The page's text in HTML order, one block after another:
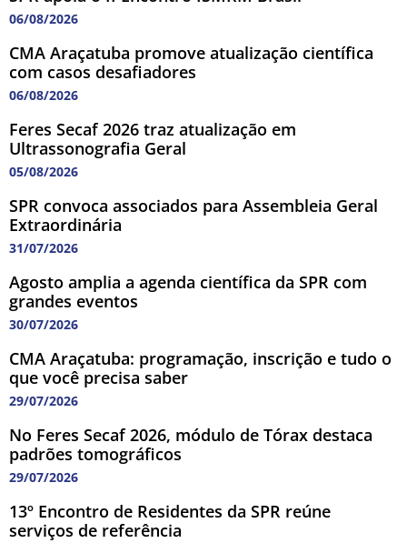
06/08/2026
CMA Araçatuba promove atualização científica
com casos desafiadores
06/08/2026
Feres Secaf 2026 traz atualização em
Ultrassonografia Geral
05/08/2026
SPR convoca associados para Assembleia Geral
Extraordinária
31/07/2026
Agosto amplia a agenda científica da SPR com
grandes eventos
30/07/2026
CMA Araçatuba: programação, inscrição e tudo o
que você precisa saber
29/07/2026
No Feres Secaf 2026, módulo de Tórax destaca
padrões tomográficos
29/07/2026
13º Encontro de Residentes da SPR reúne
serviços de referência